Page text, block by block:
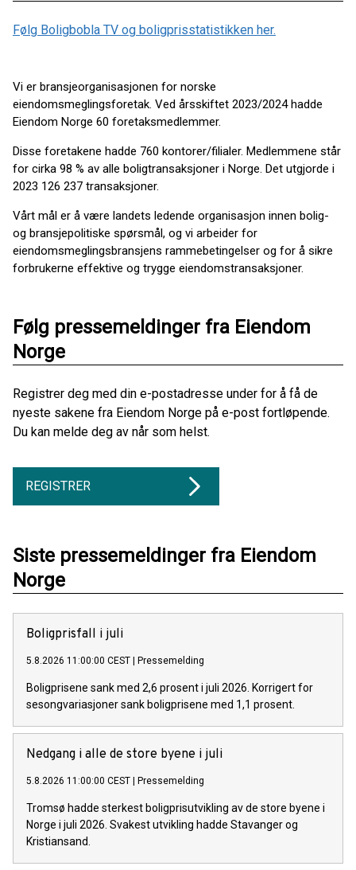
Følg Boligbobla TV og boligprisstatistikken her.
Vi er bransjeorganisasjonen for norske
eiendomsmeglingsforetak. Ved årsskiftet 2023/2024 hadde
Eiendom Norge 60 foretaksmedlemmer.
Disse foretakene hadde 760 kontorer/filialer. Medlemmene står
for cirka 98 % av alle boligtransaksjoner i Norge. Det utgjorde i
2023 126 237 transaksjoner.
Vårt mål er å være landets ledende organisasjon innen bolig-
og bransjepolitiske spørsmål, og vi arbeider for
eiendomsmeglingsbransjens rammebetingelser og for å sikre
forbrukerne effektive og trygge eiendomstransaksjoner.
Følg pressemeldinger fra Eiendom
Norge
Registrer deg med din e-postadresse under for å få de
nyeste sakene fra Eiendom Norge på e-post fortløpende.
Du kan melde deg av når som helst.
REGISTRER
Siste pressemeldinger fra Eiendom
Norge
Boligprisfall i juli
5.8.2026 11:00:00 CEST Pressemelding
Boligprisene sank med 2,6 prosent i juli 2026. Korrigert for
sesongvariasjoner sank boligprisene med 1,1 prosent.
Nedgang i alle de store byene i juli
5.8.2026 11:00:00 CEST Pressemelding
Tromsø hadde sterkest boligprisutvikling av de store byene i
Norge i juli 2026. Svakest utvikling hadde Stavanger og
Kristiansand.